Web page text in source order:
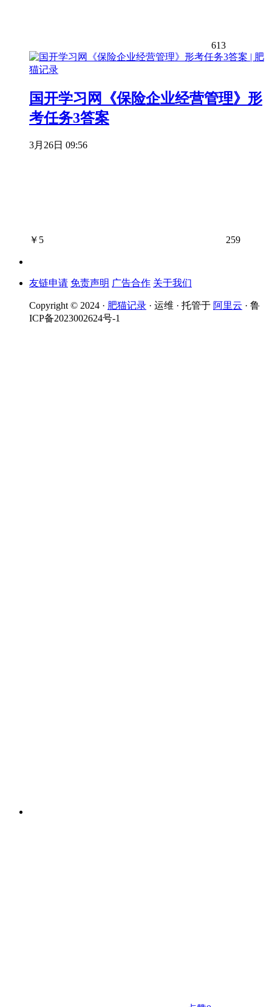
613
国开学习网《保险企业经营管理》形
考任务3答案
3月26日 09:56
￥ 5 259
友链申请 免责声明 广告合作 关于我们
Copyright © 2024 · 肥猫记录 · 运维 · 托管于 阿里云 · 鲁
ICP备2023002624号-1